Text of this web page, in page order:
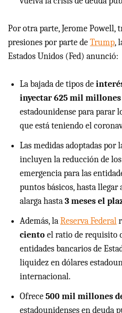
Por otra parte, Jerome Powell,
presiones por parte deTrump,
Estados Unidos (Fed) anunció:
La bajada de tipos de
inyectar 625 mil millones
estadounidense para parar
que está teniendo el
Las medidas adoptadas por
incluyen la reducción de
emergencia para las
puntos básicos, hasta llegar
alarga hasta3 meses el
Además, laReserva Federal
ciento el ratio de requisito
entidades bancarios de
liquidez en dólares
internacional.
Ofrece500 mil millones
estadounidenses en deuda